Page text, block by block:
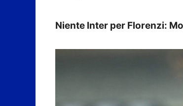
Niente Inter per Florenzi: